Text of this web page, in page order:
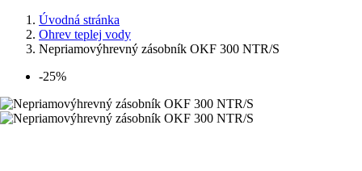
Úvodná stránka
Ohrev teplej vody
Nepriamovýhrevný zásobník OKF 300 NTR/S
-25%